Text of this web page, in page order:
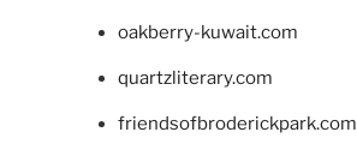
oakberry-kuwait.com
quartzliterary.com
friendsofbroderickpark.com